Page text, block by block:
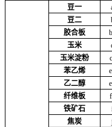
豆一
豆二
胶合板
玉米
玉米淀粉
苯乙烯
乙二醇
纤维板
铁矿石
焦炭